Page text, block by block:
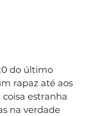
do último
rapaz até aos
estranha
na verdade